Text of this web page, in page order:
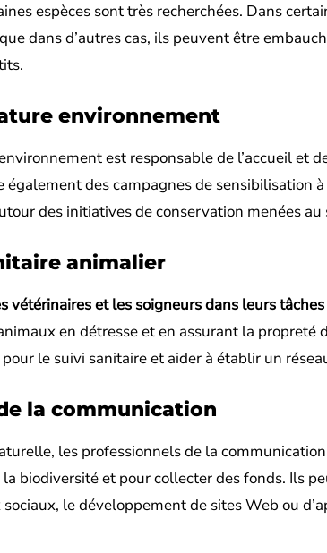
espèces sont très recherchées. Dans
dans d’autres cas, ils peuvent être
environnement
est responsable de l’accueil et
également des campagnes de sensibilisation
des initiatives de conservation menées au
animalier
vétérinaires et les soigneurs dans leurs
en détresse et en assurant la
le suivi sanitaire et aider à établir un
la communication
les professionnels de la
biodiversité et pour collecter des fonds. Ils
le développement de sites Web ou